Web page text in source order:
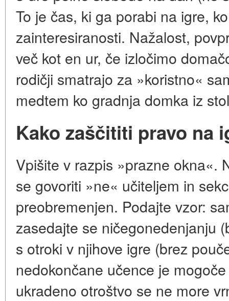
To je čas, ki ga porabi na igre,
zainteresiranosti. Nažalost,
več kot en ur, če izločimo
rodičji smatrajo za »koristno«
medtem ko gradnja domka iz
Kako zaščititi pravo na
Vpišite v razpis »prazne okna«.
se govoriti »ne« učiteljem in
preobremenjen. Podajte vzor:
zasedajte se ničegonedenjanju
s otroki v njihove igre (brez
nedokončane učence je
ukradeno otroštvo se ne more